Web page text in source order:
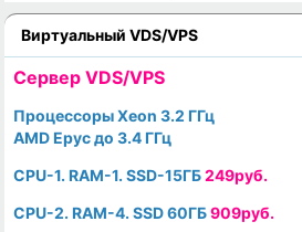
Виртуальный VDS/VPS
Cервер VDS/VPS
Процессоры Xeon 3.2 ГГц
AMD Epyc до 3.4 ГГц
CPU-1. RAM-1. SSD-15ГБ249руб.
CPU-2. RAM-4. SSD 60ГБ909руб.